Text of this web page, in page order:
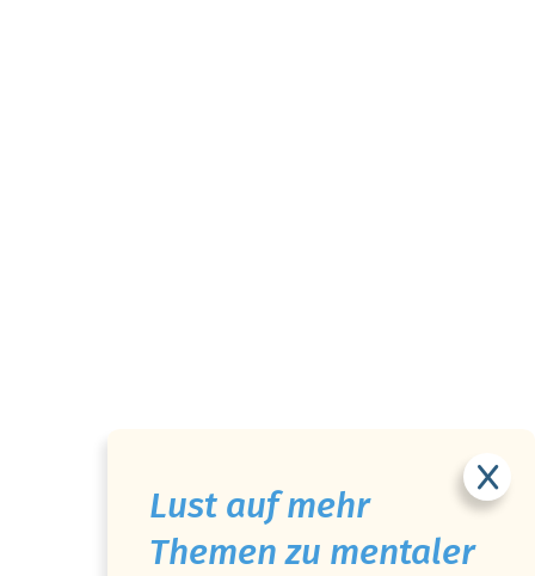
Lust auf mehr
Themen zu mentaler